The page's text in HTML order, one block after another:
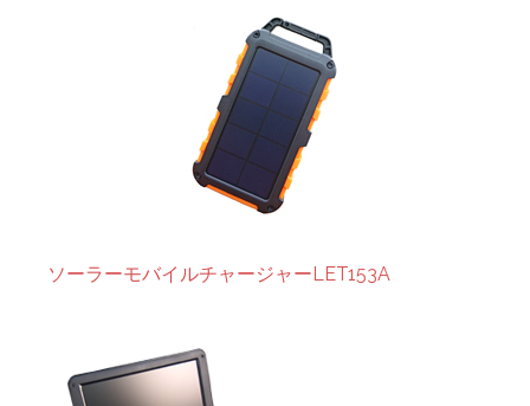
ソーラーモバイルチャージャーLET153A